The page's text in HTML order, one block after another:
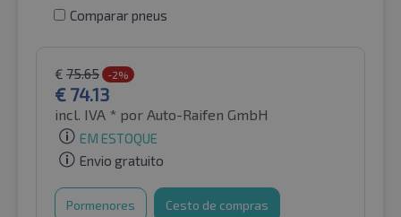
Comparar pneus
€ 75.65 -2%
€ 74.13
incl. IVA * por Auto-Raifen GmbH
EM ESTOQUE
Envio gratuito
Pormenores Cesto de compras